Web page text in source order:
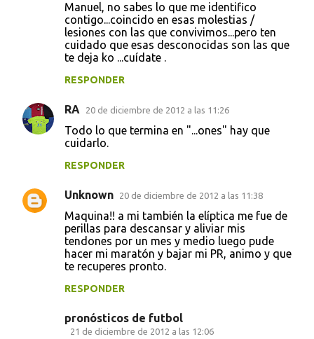
Manuel, no sabes lo que me identifico
contigo...coincido en esas molestias /
lesiones con las que convivimos...pero ten
cuidado que esas desconocidas son las que
te deja ko ...cuídate .
RESPONDER
RA 20 de diciembre de 2012 a las 11:26
Todo lo que termina en "...ones" hay que
cuidarlo.
RESPONDER
Unknown 20 de diciembre de 2012 a las 11:38
Maquina!! a mi también la elíptica me fue de
perillas para descansar y aliviar mis
tendones por un mes y medio luego pude
hacer mi maratón y bajar mi PR, animo y que
te recuperes pronto.
RESPONDER
pronósticos de futbol
21 de diciembre de 2012 a las 12:06